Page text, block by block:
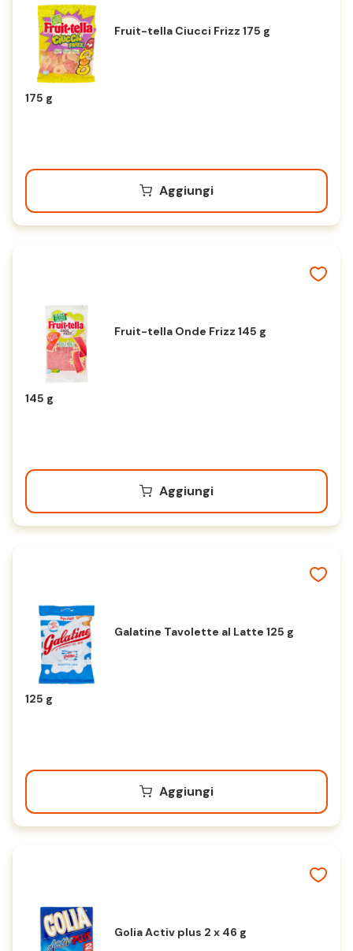
Fruit-tella Ciucci Frizz 175 g
175 g
Aggiungi
Fruit-tella Onde Frizz 145 g
145 g
Aggiungi
Galatine Tavolette al Latte 125 g
125 g
Aggiungi
Golia Activ plus 2 x 46 g